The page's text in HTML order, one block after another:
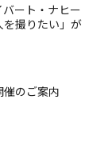
ート・ナヒー
撮りたい」が
催のご案内